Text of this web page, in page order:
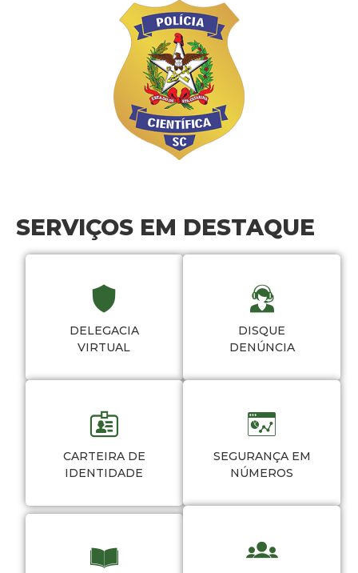
SERVIÇOS EM DESTAQUE
DELEGACIA
VIRTUAL
DISQUE
DENÚNCIA
CARTEIRA DE
IDENTIDADE
SEGURANÇA EM
NÚMEROS